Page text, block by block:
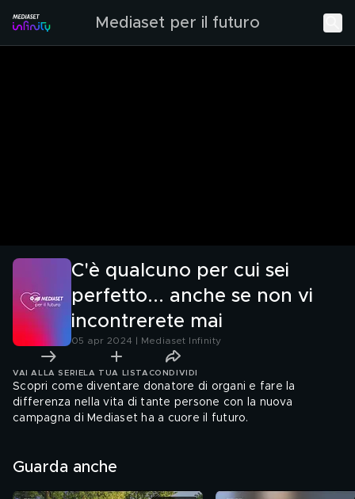
Mediaset per il futuro
C'è qualcuno per cui sei
perfetto... anche se non vi
incontrerete mai
05 apr 2024 | Mediaset Infinity
VAI ALLA SERIE LA TUA LISTA CONDIVIDI
Scopri come diventare donatore di organi e fare la
differenza nella vita di tante persone con la nuova
campagna di Mediaset ha a cuore il futuro.
Guarda anche